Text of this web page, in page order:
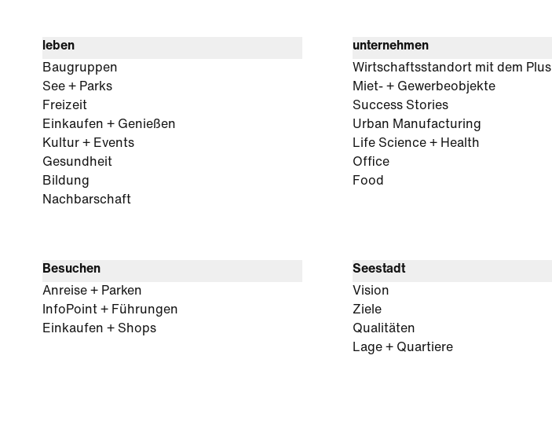
leben
Baugruppen
See + Parks
Freizeit
Einkaufen + Genießen
Kultur + Events
Gesundheit
Bildung
Nachbarschaft
unternehmen
Wirtschaftsstandort mit dem Plus
Miet- + Gewerbeobjekte
Success Stories
Urban Manufacturing
Life Science + Health
Office
Food
Besuchen
Anreise + Parken
InfoPoint + Führungen
Einkaufen + Shops
Seestadt
Vision
Ziele
Qualitäten
Lage + Quartiere